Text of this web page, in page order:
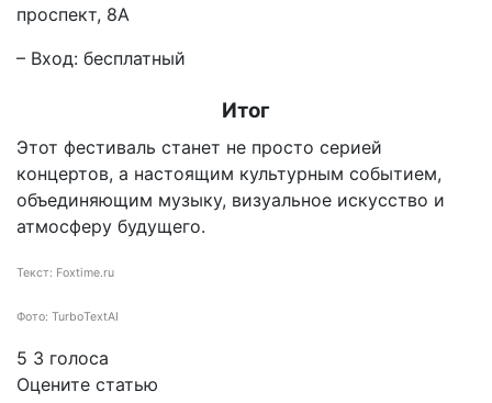
проспект, 8А
– Вход: бесплатный
Итог
Этот фестиваль станет не просто серией
концертов, а настоящим культурным событием,
объединяющим музыку, визуальное искусство и
атмосферу будущего.
Текст: Foxtime.ru
Фото: TurboTextAI
5 3 голоса
Оцените статью